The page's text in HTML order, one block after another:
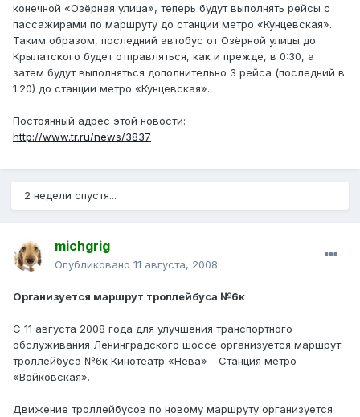
конечной «Озёрная улица», теперь будут выполнять рейсы с
пассажирами по маршруту до станции метро «Кунцевская».
Таким образом, последний автобус от Озёрной улицы до
Крылатского будет отправляться, как и прежде, в 0:30, а
затем будут выполняться дополнительно 3 рейса (последний в
1:20) до станции метро «Кунцевская».
Постоянный адрес этой новости:
http://www.tr.ru/news/3837
2 недели спустя...
michgrig
Опубликовано 11 августа, 2008
Организуется маршрут троллейбуса №6к
С 11 августа 2008 года для улучшения транспортного
обслуживания Ленинградского шоссе организуется маршрут
троллейбуса №6к Кинотеатр «Нева» - Станция метро
«Войковская».
Движение троллейбусов по новому маршруту организуется